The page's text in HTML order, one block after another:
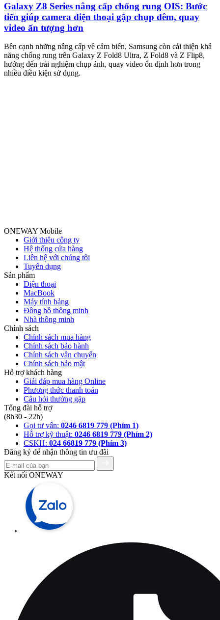
Galaxy Z8 Series nâng cấp chống rung OIS: Bước
tiến giúp camera điện thoại gập chụp đêm, quay
video ấn tượng hơn
Bên cạnh những nâng cấp về cảm biến, Samsung còn cải thiện khả
năng chống rung trên Galaxy Z Fold8 Ultra, Z Fold8 và Z Flip8,
hướng đến trải nghiệm chụp ảnh, quay video ổn định hơn trong
nhiều điều kiện sử dụng.
ONEWAY Mobile
Giới thiệu công ty
Hệ thống cửa hàng
Liên hệ với chúng tôi
Tuyển dụng
Sản phẩm
Điện thoại
MacBook
Máy tính bảng
Đồng hồ thông minh
Nhà thông minh
Chính sách
Chính sách mua hàng
Chính sách bảo hành
Chính sách vận chuyển
Chính sách bảo mật
Hỗ trợ khách hàng
Giải đáp mua hàng Online
Phương thức thanh toán
Câu hỏi thường gặp
Tổng đài hỗ trợ
(8h30 - 22h)
Gọi tư vấn: 0246 6819 779 (Phím 1)
Hỗ trợ kỹ thuật: 0246 6819 779 (Phím 2)
CSKH: 024 66819 779 (Phím 3)
Đăng ký để nhận thông tin ưu đãi
Kết nối ONEWAY